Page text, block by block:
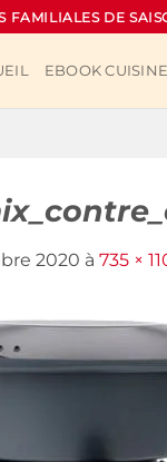
FAMILIALES DE
EBOOK CUISINE
2020 à 735 ×